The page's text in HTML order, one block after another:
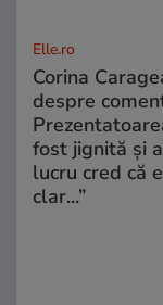
Elle.ro
Corina
despre
fost jignită și
lucru cred că
clar...”